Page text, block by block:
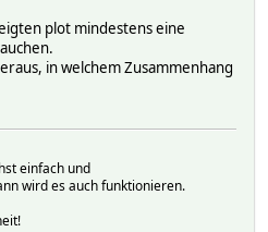
plot mindestens eine
in welchem Zusammenhang
einfach und
wird es auch funktionieren.